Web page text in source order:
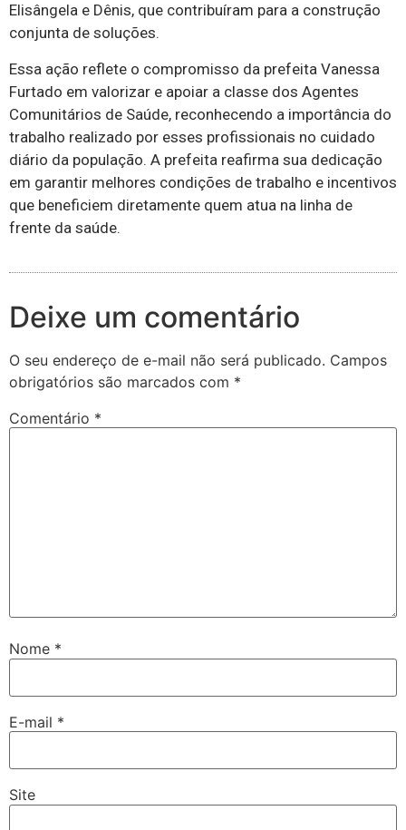
Elisângela e Dênis, que contribuíram para a construção
conjunta de soluções.
Essa ação reflete o compromisso da prefeita Vanessa
Furtado em valorizar e apoiar a classe dos Agentes
Comunitários de Saúde, reconhecendo a importância do
trabalho realizado por esses profissionais no cuidado
diário da população. A prefeita reafirma sua dedicação
em garantir melhores condições de trabalho e incentivos
que beneficiem diretamente quem atua na linha de
frente da saúde.
Deixe um comentário
O seu endereço de e-mail não será publicado. Campos
obrigatórios são marcados com *
Comentário *
Nome *
E-mail *
Site